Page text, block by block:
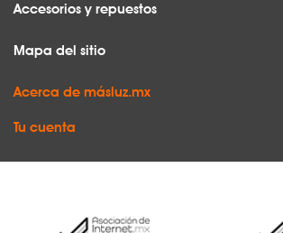
Accesorios y repuestos
Mapa del sitio
Acerca de másluz.mx
Tu cuenta